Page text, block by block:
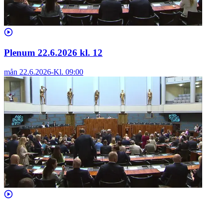
Plenum 22.6.2026 kl. 12
mån 22.6.2026-Kl. 09:00